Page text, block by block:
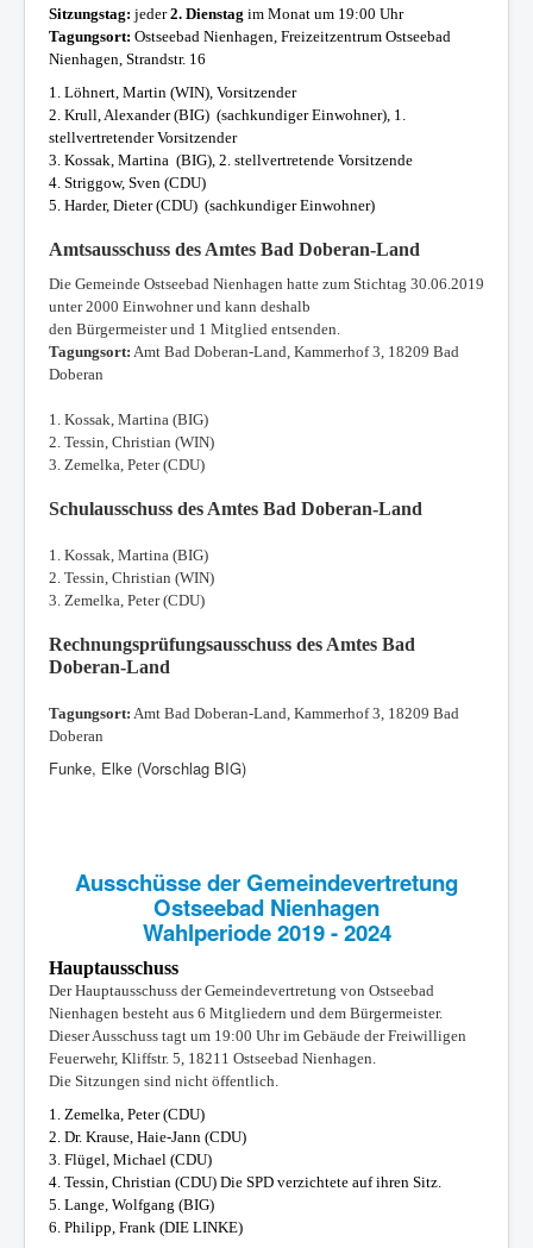
Sitzungstag: jeder2. Dienstag im Monat um 19:00 Uhr
Tagungsort: Ostseebad Nienhagen , Freizeitzentrum Ostseebad
Nienhagen, Strandstr. 16
1. Löhnert , Martin (WIN), Vorsitzender
2. Krull , Alexander (BIG) (sachkundiger Einwohner), 1.
stellvertretender Vorsitzender
3. Kossak, Martina (BIG), 2 . stellvertretende Vorsitzende
4. Striggow, Sven (CDU)
5. Harder, Dieter (CDU) (sachkundiger Einwohner)
Amtsausschuss des Amtes Bad Doberan-Land
Die Gemeinde Ostseebad Nienhagen hatte zum Stichtag 30.06.2019
unter 2000 Einwohner und kann deshalb
den Bürgermeister und 1 Mitglied entsenden.
Tagungsort: Amt Bad Doberan-Land, Kammerhof 3, 18209 Bad
Doberan
1. Kossak, Martina (BIG)
2. Tessin, Christian (WIN)
3. Zemelka, Peter (CDU)
Schulausschuss des Amtes Bad Doberan-Land
1. Kossak, Martina (BIG)
2. Tessin, Christian (WIN)
3. Zemelka, Peter (CDU)
Rechnungsprüfungsausschuss des Amtes Bad
Doberan-Land
Tagungsort: Amt Bad Doberan-Land, Kammerhof 3, 18209 Bad
Doberan
Funke, Elke (Vorschlag BIG)
Ausschüsse der Gemeindevertretung
Ostseebad Nienhagen
Wahlperiode 2019 - 2024
Hauptausschuss
Der Hauptausschuss der Gemeindevertretung von Ostseebad
Nienhagen besteht aus 6 Mitgliedern und dem Bürgermeister.
Dieser Ausschuss tagt um 19:00 Uhr im Gebäude der Freiwilligen
Feuerwehr, Kliffstr. 5, 18211 Ostseebad Nienhagen.
Die Sitzungen sind nicht öffentlich.
1. Zemelka, Peter (CDU)
2. Dr. Krause, Haie-Jann (CDU)
3. Flügel, Michael (CDU)
4. Tessin, Christian (CDU) Die SPD verzichtete auf ihren Sitz.
5. Lange, Wolfgang (BIG)
6. Philipp, Frank (DIE LINKE)